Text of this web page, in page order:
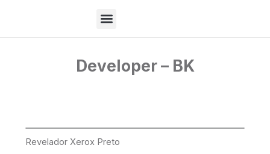
o
Developer – BK
Revelador Xerox Preto